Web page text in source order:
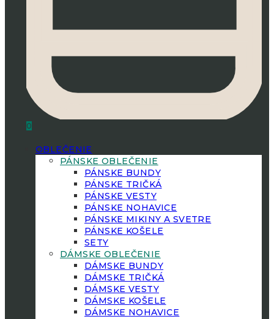
0
OBLEČENIE
PÁNSKE OBLEČENIE
PÁNSKE BUNDY
PÁNSKE TRIČKÁ
PÁNSKE VESTY
PÁNSKE NOHAVICE
PÁNSKE MIKINY A SVETRE
PÁNSKE KOŠELE
SETY
DÁMSKE OBLEČENIE
DÁMSKE BUNDY
DÁMSKE TRIČKÁ
DÁMSKE VESTY
DÁMSKE KOŠELE
DÁMSKE NOHAVICE